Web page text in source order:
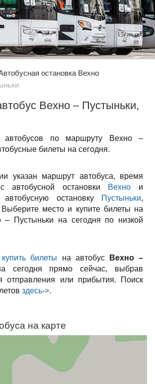
остановка Вехно
Вехно – Пустыньки,
автобусов по маршруту Вехно –
билеты на сегодня.
указан маршрут автобуса, время
автобусной остановки Вехно и
остановку
Пустыньки,
место и купите билеты на
– Пустыньки на сегодня по низкой
купить билеты на автобус
Вехно –
сегодня прямо сейчас, выбрав
отправления или прибытия. Поиск
здесь->.
на карте